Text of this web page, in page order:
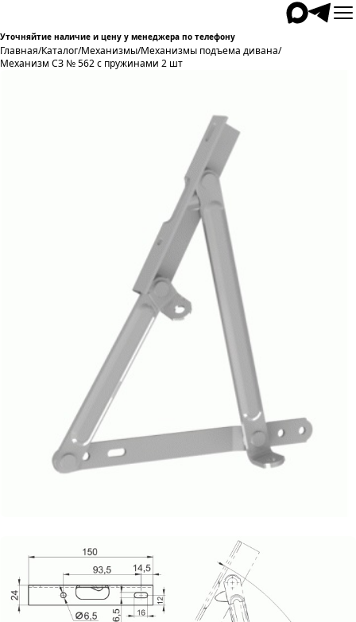
Уточняйтие наличие и цену у менеджера по телефону
Главная/Каталог/Механизмы/Механизмы подъема дивана/
Механизм СЗ № 562 с пружинами 2 шт